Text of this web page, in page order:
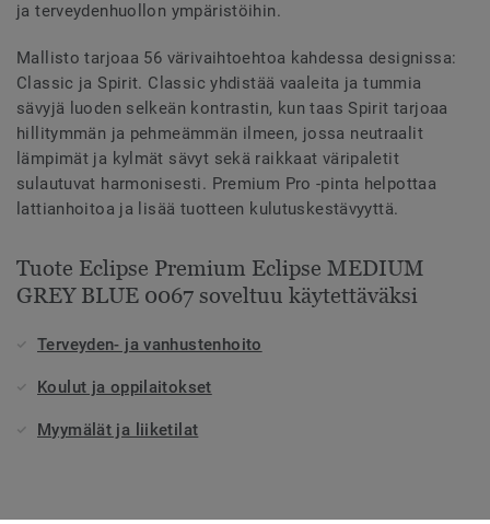
ja terveydenhuollon ympäristöihin.
Mallisto tarjoaa 56 värivaihtoehtoa kahdessa designissa:
Classic ja Spirit. Classic yhdistää vaaleita ja tummia
sävyjä luoden selkeän kontrastin, kun taas Spirit tarjoaa
hillitymmän ja pehmeämmän ilmeen, jossa neutraalit
lämpimät ja kylmät sävyt sekä raikkaat väripaletit
sulautuvat harmonisesti. Premium Pro -pinta helpottaa
lattianhoitoa ja lisää tuotteen kulutuskestävyyttä.
Tuote Eclipse Premium Eclipse MEDIUM
GREY BLUE 0067 soveltuu käytettäväksi
Terveyden- ja vanhustenhoito
Koulut ja oppilaitokset
Myymälät ja liiketilat